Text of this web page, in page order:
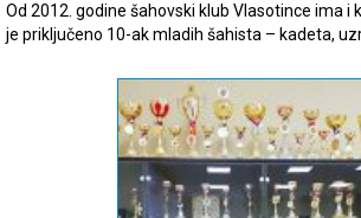
Od 2012. godine šahovski klub Vlasotince ima i
je priključeno 10-ak mladih šahista – kadeta,